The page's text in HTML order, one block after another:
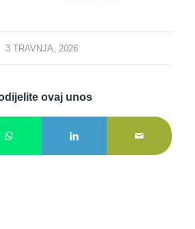
3 TRAVNJA, 2026
ovaj unos